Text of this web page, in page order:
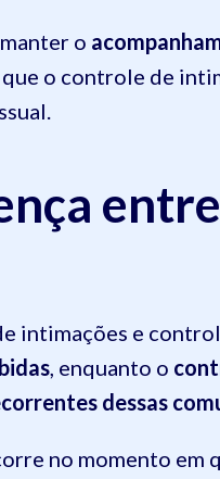
o
o controle de
intimações e
, enquanto o
dessas
no momento em